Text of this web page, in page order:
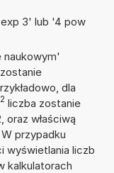
3' lub '4 pow
naukowym'
dla
liczba zostanie
oraz właściwą
przypadku
wyświetlania liczb
kalkulatorach